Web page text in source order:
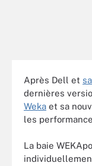
Après Dell et
dernières
Weka et sa
les
La baie